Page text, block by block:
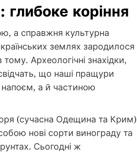
глибоке коріння
а справжня культурна
землях зародилося
Археологічні знахідки,
що наші пращури
напоєм, а й частиною
(сучасна Одещина та Крим)
нові сорти винограду та
Сьогодні ж